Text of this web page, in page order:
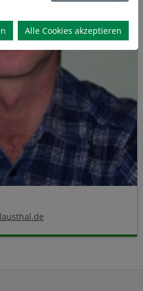
.de
Alle Cookies akzeptieren